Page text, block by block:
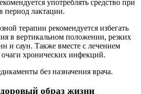
употреблять средство при
период лактации.
терапии рекомендуется избегать
в вертикальном положении, резких
и саун. Также вместе с лечением
хронических инфекций.
без назначения врача.
образ жизни